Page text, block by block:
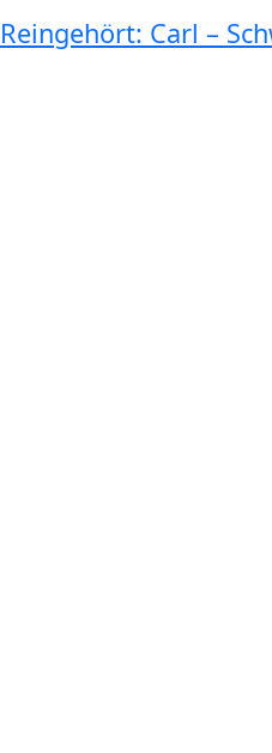
Reingehört: Carl –